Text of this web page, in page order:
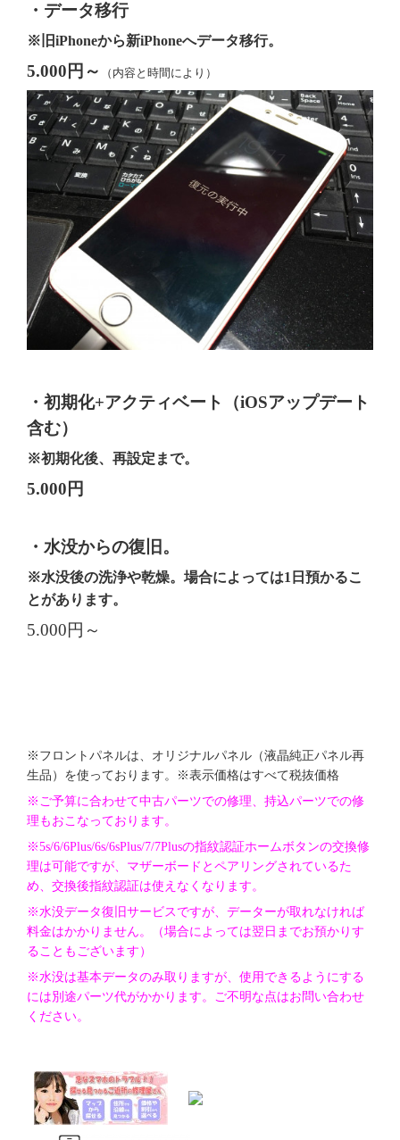
・データ移行
※旧iPhoneから新iPhoneへデータ移行。
5.000円～ （内容と時間により）
・初期化+アクティベート（iOSアップデート
含む）
※初期化後、再設定まで。
5.000円
・水没からの復旧。
※水没後の洗浄や乾燥。場合によっては1日預かるこ
とがあります。
5.000円～
※フロントパネルは、オリジナルパネル（液晶純正パネル再
生品）を使っております。※表示価格はすべて税抜価格
※ご予算に合わせて中古パーツでの修理、持込パーツでの修
理もおこなっております。
※5s/6/6Plus/6s/6sPlus/7/7Plusの指紋認証ホームボタンの交換修
理は可能ですが、マザーボードとペアリングされているた
め、交換後指紋認証は使えなくなります。
※水没データ復旧サービスですが、データーが取れなければ
料金はかかりません。（場合によっては翌日までお預かりす
ることもございます）
※水没は基本データのみ取りますが、使用できるようにする
には別途パーツ代がかかります。ご不明な点はお問い合わせ
ください。